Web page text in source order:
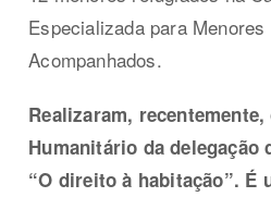
Especializada para
Acompanhados.
Realizaram, recentemente,
Humanitário da delegação
“O direito à habitação”. É